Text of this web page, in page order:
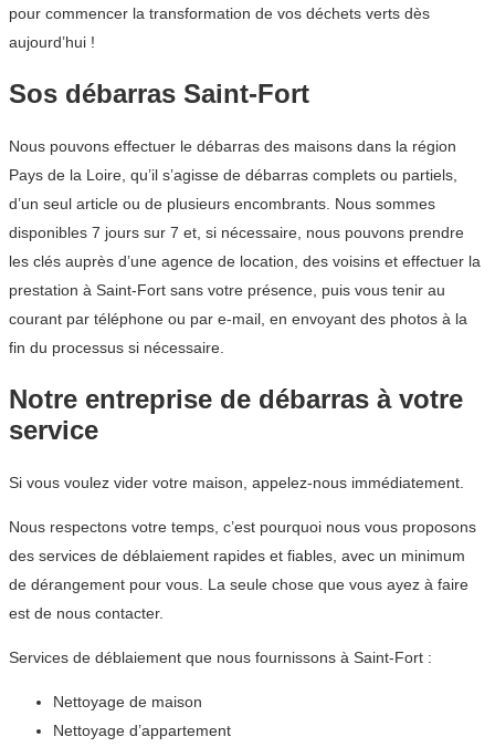
pour commencer la transformation de vos déchets verts dès
aujourd’hui !
Sos débarras Saint-Fort
Nous pouvons effectuer le débarras des maisons dans la région
Pays de la Loire, qu’il s’agisse de débarras complets ou partiels,
d’un seul article ou de plusieurs encombrants. Nous sommes
disponibles 7 jours sur 7 et, si nécessaire, nous pouvons prendre
les clés auprès d’une agence de location, des voisins et effectuer la
prestation à Saint-Fort sans votre présence, puis vous tenir au
courant par téléphone ou par e-mail, en envoyant des photos à la
fin du processus si nécessaire.
Notre entreprise de débarras à votre
service
Si vous voulez vider votre maison, appelez-nous immédiatement.
Nous respectons votre temps, c’est pourquoi nous vous proposons
des services de déblaiement rapides et fiables, avec un minimum
de dérangement pour vous. La seule chose que vous ayez à faire
est de nous contacter.
Services de déblaiement que nous fournissons à Saint-Fort :
Nettoyage de maison
Nettoyage d’appartement